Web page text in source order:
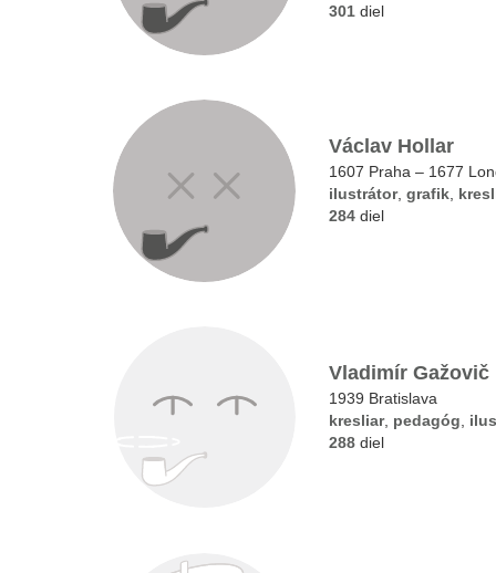
301 diel
Václav Hollar
1607 Praha – 1677
ilustrátor, grafik,
284 diel
Vladimír Gažovič
1939 Bratislava
kresliar, pedagóg,
288 diel